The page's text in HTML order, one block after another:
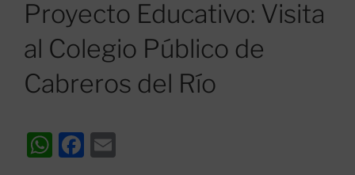
Proyecto Educativo: Visita
al Colegio Público de
Cabreros del Río
W F